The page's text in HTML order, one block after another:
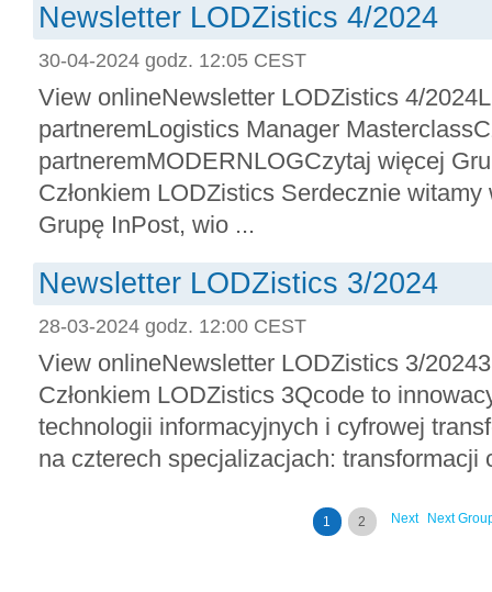
Newsletter LODZistics 4/2024
30-04-2024 godz. 12:05 CEST
View onlineNewsletter LODZistics 4/
partneremLogistics Manager
partneremMODERNLOGCzytaj więcej
Członkiem LODZistics Serdecznie
Grupę InPost, wio ...
Newsletter LODZistics 3/2024
28-03-2024 godz. 12:00 CEST
View onlineNewsletter LODZistics 3/
Członkiem LODZistics 3Qcode to
technologii informacyjnych i cyfrowej
na czterech specjalizacjach: transformacji
Next
Next
1 2